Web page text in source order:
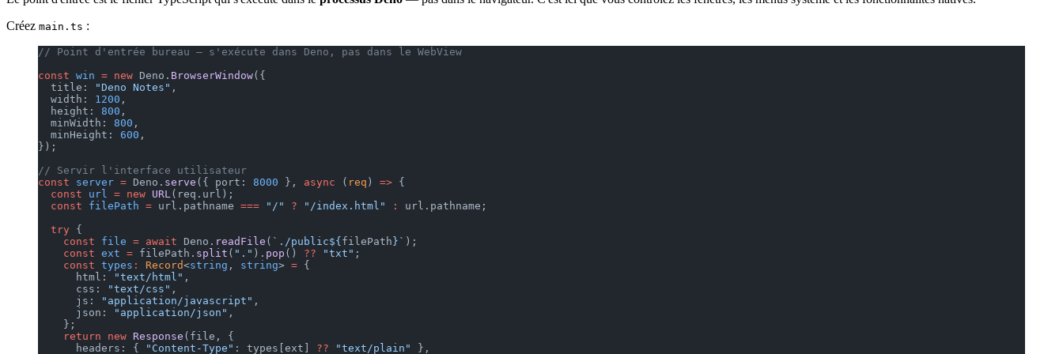
Créez main.ts :
// Point d'entrée bureau — s'exécute dans Deno, pas dans le WebView
const win = new Deno. BrowserWindow({
  title:
"Deno Notes" ,
  width:
1200 ,
  height:
800 ,
  minWidth:
800 ,
  minHeight:
600 ,
});
// Servir l'interface utilisateur
const server = Deno. serve ({ port: 8000 }, async ( req ) => {
  const
url = new URL (req.url);
  const
filePath = url.pathname === "/" ? "/index.html" :
url.pathname;
  try
{
    const
file = await Deno. readFile ( `./public${ filePath }` );
    const
ext = filePath. split ( "." ). pop () ?? "txt" ;
    const
types : Record<string , string> = {
      html:
"text/html" ,
      css:
"text/css" ,
      js:
"application/javascript" ,
      json:
"application/json" ,
    };
    return
new Response (file, {
      headers: {
"Content-Type" : types[ext] ?? "text/plain"
},